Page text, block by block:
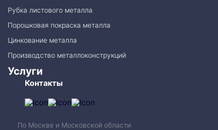
Рубка листового металла
Порошковая покраска металла
Цинкование металла
Производство металлоконструкций
Услуги
Контакты
По Москве и Московской области